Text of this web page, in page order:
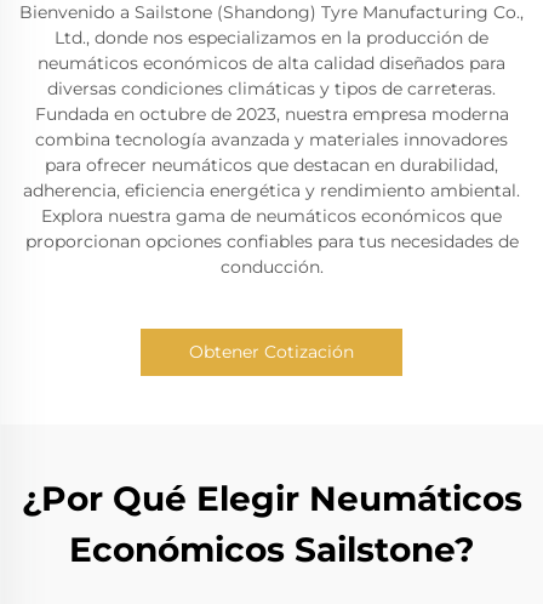
Bienvenido a Sailstone (Shandong) Tyre Manufacturing Co.,
Ltd., donde nos especializamos en la producción de
neumáticos económicos de alta calidad diseñados para
diversas condiciones climáticas y tipos de carreteras.
Fundada en octubre de 2023, nuestra empresa moderna
combina tecnología avanzada y materiales innovadores
para ofrecer neumáticos que destacan en durabilidad,
adherencia, eficiencia energética y rendimiento ambiental.
Explora nuestra gama de neumáticos económicos que
proporcionan opciones confiables para tus necesidades de
conducción.
Obtener Cotización
¿Por Qué Elegir Neumáticos
Económicos Sailstone?